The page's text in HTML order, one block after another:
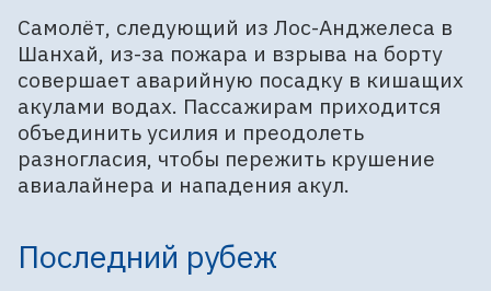
Самолёт, следующий из Лос-Анджелеса в
Шанхай, из-за пожара и взрыва на борту
совершает аварийную посадку в кишащих
акулами водах. Пассажирам приходится
объединить усилия и преодолеть
разногласия, чтобы пережить крушение
авиалайнера и нападения акул.
Последний рубеж